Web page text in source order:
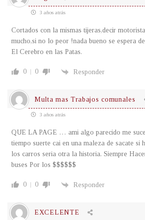
3 años atrás
Cortados con la mismas tijeras,decir
mucho,si no lo peor !nada bueno se espera
El Cerebro en las Patas.
0 0 Responder
Multa mas Trabajos comunales
3 años atrás
QUE LA PAGE … ami algo parecido me
tiempo suerte cai en una maleza de sacate si
los carros seria otra la historia. Siempre
buses Por los $$$$$$
0 0 Responder
EXCELENTE